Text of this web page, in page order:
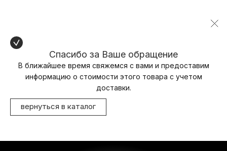
Спасибо за Ваше обращение
В ближайшее время свяжемся с вами и предоставим
информацию о стоимости этого товара с учетом
доставки.
вернуться в каталог